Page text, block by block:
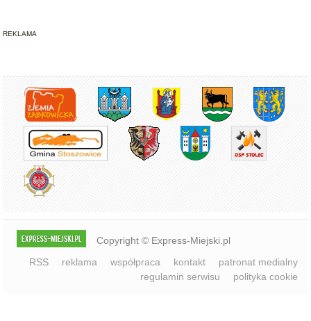
REKLAMA
Copyright © Express-Miejski.pl
RSS
reklama współpraca kontakt
patronat medialny
regulamin serwisu
polityka cookie